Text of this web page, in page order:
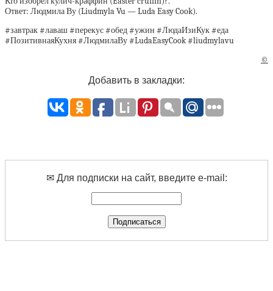
Ответ: Людмила Ву (Liudmyla Vu — Luda Easy Cook).
#завтрак #лаваш #перекус #обед #ужин #ЛюдаИзиКук #еда
#ПозитивнаяКухня #ЛюдмилаВу #LudaEasyCook #liudmylavu
©
Добавить в закладки:
✉ Для подписки на сайт, введите e-mail: